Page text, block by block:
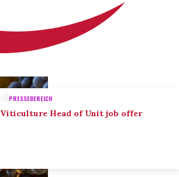
PRESSEBEREICH
Viticulture Head of Unit job offer